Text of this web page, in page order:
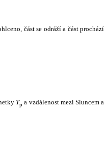
část se odráží a část prochází
Tp a vzdálenost mezi Sluncem a